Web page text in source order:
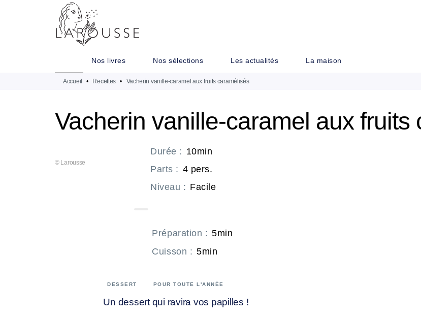
MENU
Nos livres Nos sélections Les actualités La maison
Accueil • Recettes • Vacherin vanille-caramel aux fruits caramélisés
Vacherin vanille-caramel aux fruits
© Larousse
Durée : 10min
Parts : 4 pers.
Niveau : Facile
Préparation : 5min
Cuisson : 5min
DESSERT POUR TOUTE L'ANNÉE
Un dessert qui ravira vos papilles !